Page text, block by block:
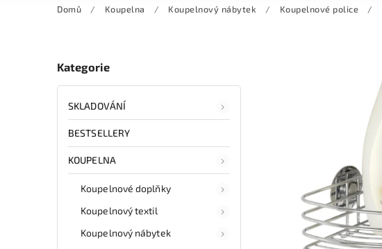
Domů / Koupelna / Koupelnový nábytek / Koupelnové police /
Kategorie
SKLADOVÁNÍ
BESTSELLERY
KOUPELNA
Koupelnové doplňky
Koupelnový textil
Koupelnový nábytek